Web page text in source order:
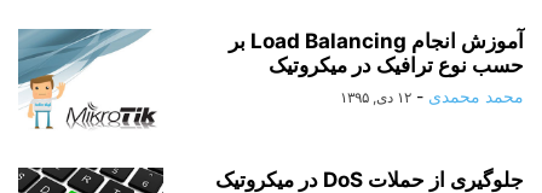
آموزش انجام Load Balancing بر
حسب نوع ترافیک در میکروتیک
محمد محمدی - ۱۲ دی, ۱۳۹۵
جلوگیری از حملات DoS در میکروتیک